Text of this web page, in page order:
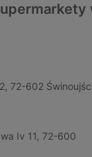
72-602
Iv 11, 72-600